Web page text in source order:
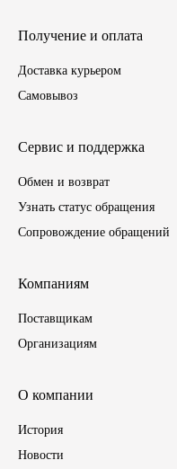
Автозапчасти
ЗИЛ
МАЗ
ПАЗ, КАВЗ
ММЗ
Получение и оплата
Доставка курьером
Самовывоз
Сервис и поддержка
Обмен и возврат
Узнать статус обращения
Сопровождение обращений
Компаниям
Поставщикам
Организациям
О компании
История
Новости